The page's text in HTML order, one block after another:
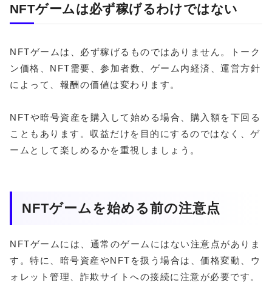
NFTゲームは必ず稼げるわけではない
NFTゲームは、必ず稼げるものではありません。トーク
ン価格、NFT需要、参加者数、ゲーム内経済、運営方針
によって、報酬の価値は変わります。
NFTや暗号資産を購入して始める場合、購入額を下回る
こともあります。収益だけを目的にするのではなく、ゲ
ームとして楽しめるかを重視しましょう。
NFTゲームを始める前の注意点
NFTゲームには、通常のゲームにはない注意点がありま
す。特に、暗号資産やNFTを扱う場合は、価格変動、ウ
ォレット管理、詐欺サイトへの接続に注意が必要です。